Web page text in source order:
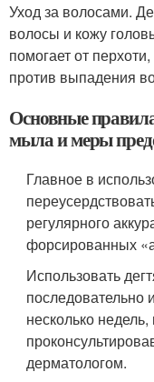
Уход за волосами.
волосы и кожу
помогает от
против выпадения
Основные
мыла и меры
Главное в
регулярного
форсированных
Использовать
последовательно
несколько
дерматологом.